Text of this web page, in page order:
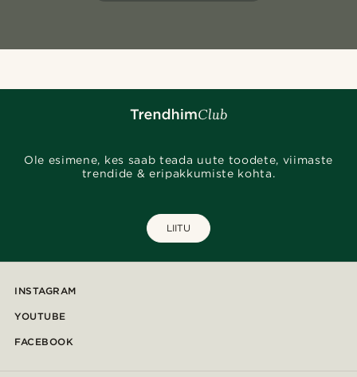
Ole esimene, kes saab teada uute toodete, viimaste
trendide & eripakkumiste kohta.
LIITU
INSTAGRAM
YOUTUBE
FACEBOOK